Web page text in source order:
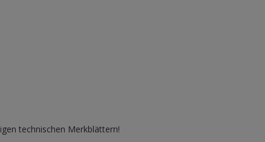
technischen Merkblättern!